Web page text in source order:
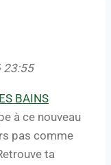
23:55
BAINS
ce nouveau
pas comme
ta